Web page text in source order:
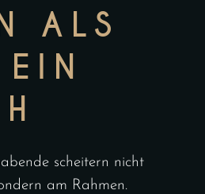
ALS
scheitern nicht
am Rahmen.